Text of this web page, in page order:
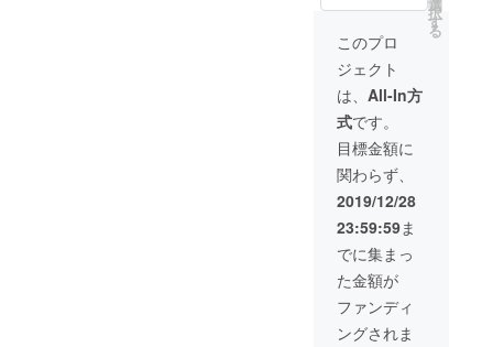
期限は
基本的
にあり
ませ
ん。メ
ンバー
の都合
がつく
タイミ
ングで
あれば
いつで
もお受
けしま
す！※別
途交通
費をい
ただき
選
択
す
る
このプロ
ジェクト
は、 All-In方
式です。
目標金額に
関わらず、
2019/12/28
23:59:59ま
でに集まっ
た金額が
ファンディ
ングされま